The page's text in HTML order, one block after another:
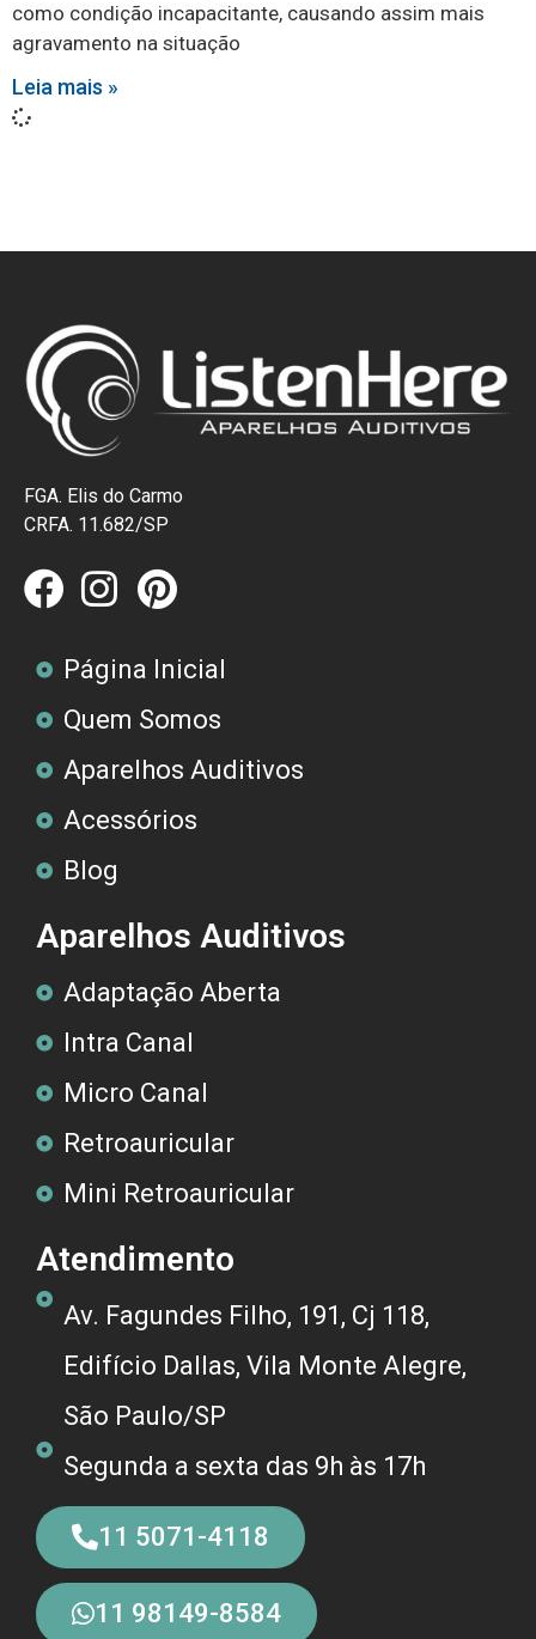
como condição incapacitante, causando assim mais
agravamento na situação
Leia mais »
FGA. Elis do Carmo
CRFA. 11.682/SP
Página Inicial
Quem Somos
Aparelhos Auditivos
Acessórios
Blog
Aparelhos Auditivos
Adaptação Aberta
Intra Canal
Micro Canal
Retroauricular
Mini Retroauricular
Atendimento
Av. Fagundes Filho, 191, Cj 118,
Edifício Dallas, Vila Monte Alegre,
São Paulo/SP
Segunda a sexta das 9h às 17h
11 5071-4118
11 98149-8584